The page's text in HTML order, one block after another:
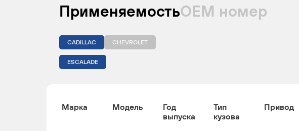
ПрименяемостьОЕМ номер
CADILLAC CHEVROLET
ESCALADE
Марка Модель
Год
выпуска
Тип
кузова
Привод